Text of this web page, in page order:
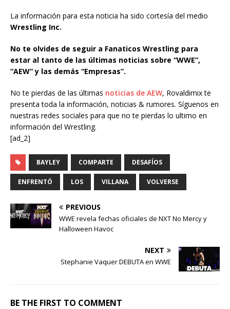
La información para esta noticia ha sido cortesía del medio
Wrestling Inc.
No te olvides de seguir a Fanaticos Wrestling para
estar al tanto de las últimas noticias sobre “WWE”,
“AEW” y las demás “Empresas”.
No te pierdas de las últimas noticias de AEW, Rovaldimix te
presenta toda la información, noticias & rumores. Síguenos en
nuestras redes sociales para que no te pierdas lo ultimo en
información del Wrestling.
[ad_2]
BAYLEY COMPARTE DESAFÍOS
ENFRENTÓ LOS VILLANA VOLVERSE
PREVIOUS
WWE revela fechas oficiales de NXT No Mercy y
Halloween Havoc
NEXT
Stephanie Vaquer DEBUTA en WWE
BE THE FIRST TO COMMENT